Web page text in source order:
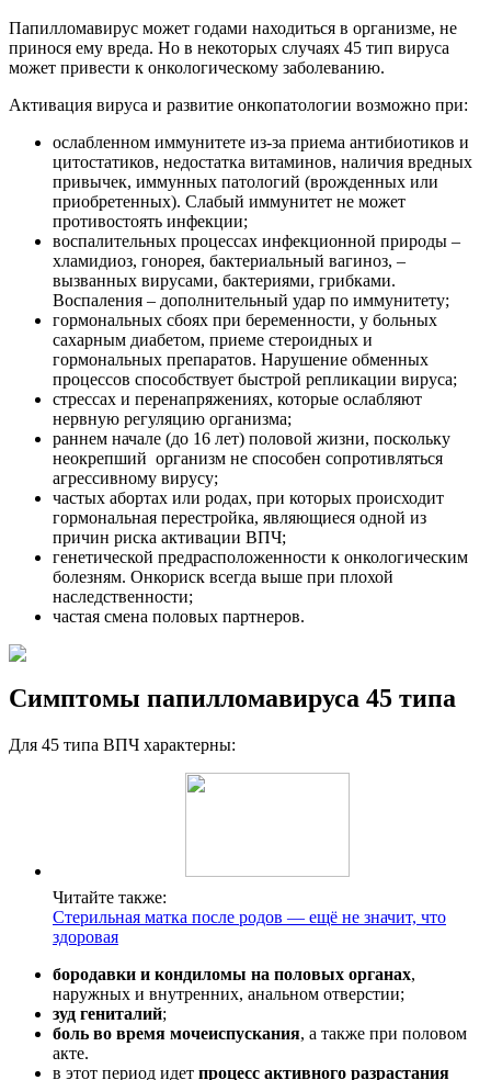
Папилломавирус может годами находиться в организме, не
принося ему вреда. Но в некоторых случаях 45 тип вируса
может привести к онкологическому заболеванию.
Активация вируса и развитие онкопатологии возможно при:
ослабленном иммунитете из-за приема антибиотиков и
цитостатиков, недостатка витаминов, наличия вредных
привычек, иммунных патологий (врожденных или
приобретенных). Слабый иммунитет не может
противостоять инфекции;
воспалительных процессах инфекционной природы –
хламидиоз, гонорея, бактериальный вагиноз, –
вызванных вирусами, бактериями, грибками.
Воспаления – дополнительный удар по иммунитету;
гормональных сбоях при беременности, у больных
сахарным диабетом, приеме стероидных и
гормональных препаратов. Нарушение обменных
процессов способствует быстрой репликации вируса;
стрессах и перенапряжениях, которые ослабляют
нервную регуляцию организма;
раннем начале (до 16 лет) половой жизни, поскольку
неокрепший организм не способен сопротивляться
агрессивному вирусу;
частых абортах или родах, при которых происходит
гормональная перестройка, являющиеся одной из
причин риска активации ВПЧ;
генетической предрасположенности к онкологическим
болезням. Онкориск всегда выше при плохой
наследственности;
частая смена половых партнеров.
Симптомы папилломавируса 45 типа
Для 45 типа ВПЧ характерны:
Читайте также:
Стерильная матка после родов — ещё не значит, что
здоровая
бородавки и кондиломы на половых органах,
наружных и внутренних, анальном отверстии;
зуд гениталий;
боль во время мочеиспускания, а также при половом
акте.
в этот период идет процесс активного разрастания